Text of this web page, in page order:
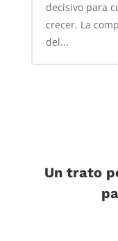
decisivo para
crecer. La
del...
Un trato